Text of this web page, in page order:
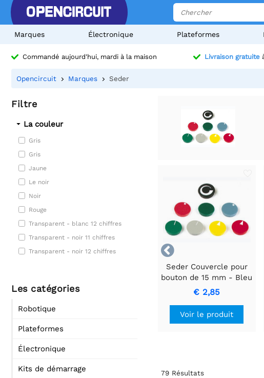
Marques Électronique Plateformes
Commandé aujourd'hui, mardi à la maison Livraison gratuite
Opencircuit Marques Seder
Filtre
La couleur
Gris
Gris
Jaune
Le noir
Noir
Rouge
Transparent - blanc 12 chiffres
Transparent - noir 11 chiffres
Transparent - noir 12 chiffres
Les catégories
Robotique
Plateformes
Électronique
Kits de démarrage

Seder Couvercle pour
bouton de 15 mm - Bleu
avec ligne blanche
€ 2,85
Voir le produit
79 Résultats